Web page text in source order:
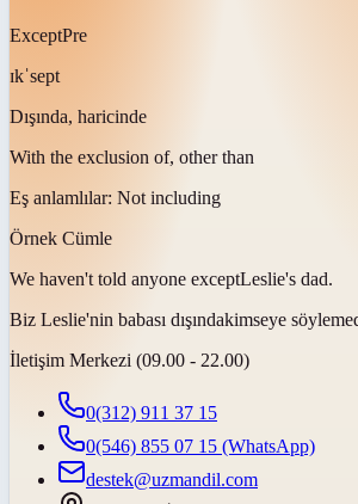
ExceptPre
ɪkˈsept
Dışında, haricinde
With the exclusion of, other than
Eş anlamlılar: Not including
Örnek Cümle
We haven't told anyone exceptLeslie's dad.
Biz Leslie'nin babası dışındakimseye
İletişim Merkezi (09.00 - 22.00)
0(312) 911 37 15
0(546) 855 07 15 (WhatsApp)
destek@uzmandil.com